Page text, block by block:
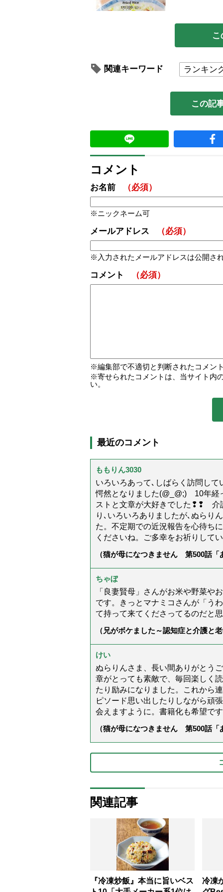
関連キーワード ランキン
この記
コメント
お名前 （必須）
ニックネーム可
メールアドレス （必須）
入力されたメールアドレスは公開さ
コメント （必須）
編集部で不適切と判断されたコメン
寄せられたコメントは、当サイト内
い。
最近のコメント
ももりん3030
いろいろあって､しばらく訪問し
愕然となりました(@_@;) 10年経
ストと文章が大好きでした❢❢ 介
り､いろいろありましたが､ぬらり
た。不定期での近況報告を心待ち
くださいね。ご多幸をお祈りして
（猫が母になつきません 第500話「
ちゃぼ
「良妻賢母」さんがお米や野菜や
です。きっとマナミコさんが「う
て持って来てくださってるのだと
（兄がボケました～認知症と介護と
けい
ぬらりんさま、長い間ありがとう
章がとっても素敵で、毎回楽しく
たり励みになりました。これから
ピソード思い出したりしながら頑
会えますように。書籍化も希望で
（猫が母になつきません 第500話「
関連記事
『冷凍炒飯』本当に旨いベス
冷凍